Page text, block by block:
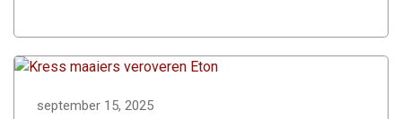
september 15, 2025